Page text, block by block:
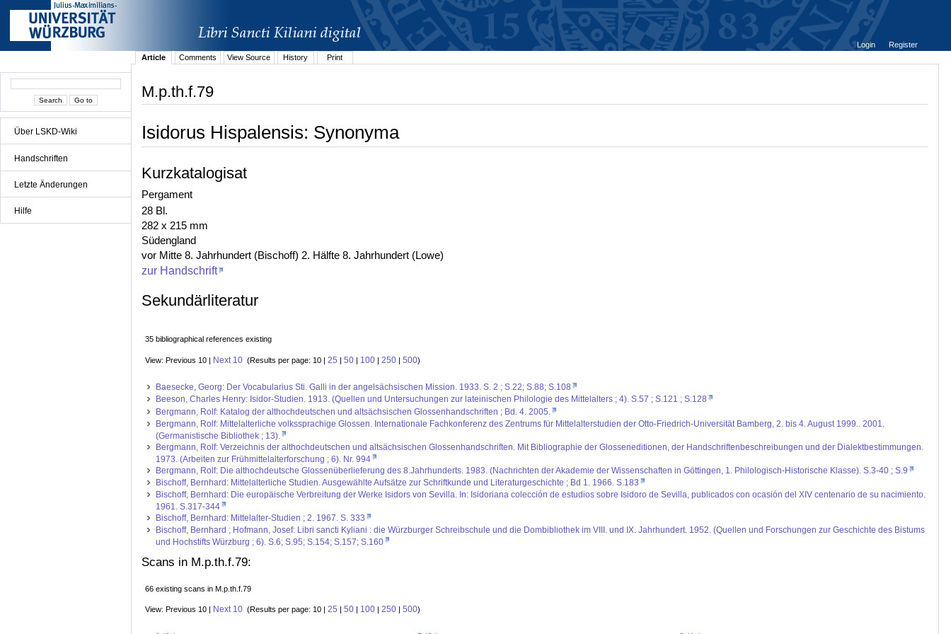
Über LSKD-Wiki
Handschriften
Letzte Änderungen
Hilfe
Login
Register
Article
Comments View Source History Print
M.p.th.f.79
Isidorus Hispalensis: Synonyma
Kurzkatalogisat
Pergament
28 Bl.
282 x 215 mm
Südengland
vor Mitte 8. Jahrhundert (Bischoff) 2. Hälfte 8. Jahrhundert (Lowe)
zur Handschrift
Sekundärliteratur
35 bibliographical references existing
View: Previous 10 | Next 10 (Results per page: 10 | 25 | 50 | 100 | 250 | 500)
Baesecke, Georg: Der Vocabularius Sti. Galli in der angelsächsischen Mission. 1933. S. 2 ; S.22; S.88; S.108
Beeson, Charles Henry: Isidor-Studien. 1913. (Quellen und Untersuchungen zur lateinischen Philologie des Mittelalters ; 4). S.57 ; S.121 ; S.128
Bergmann, Rolf: Katalog der althochdeutschen und altsächsischen Glossenhandschriften ; Bd. 4. 2005.
Bergmann, Rolf: Mittelalterliche volkssprachige Glossen. Internationale Fachkonferenz des Zentrums für Mittelalterstudien der Otto-Friedrich-Universität Bamberg, 2. bis 4. August 1999.. 2001.
(Germanistische Bibliothek ; 13).
Bergmann, Rolf: Verzeichnis der althochdeutschen und altsächsischen Glossenhandschriften. Mit Bibliographie der Glosseneditionen, der Handschriftenbeschreibungen und der Dialektbestimmungen.
1973. (Arbeiten zur Frühmittelalterforschung ; 6). Nr. 994
Bergmann, Rolf: Die althochdeutsche Glossenüberlieferung des 8.Jahrhunderts. 1983. (Nachrichten der Akademie der Wissenschaften in Göttingen, 1. Philologisch-Historische Klasse). S.3-40 ; S.9
Bischoff, Bernhard: Mittelalterliche Studien. Ausgewählte Aufsätze zur Schriftkunde und Literaturgeschichte ; Bd 1. 1966. S.183
Bischoff, Bernhard: Die europäische Verbreitung der Werke Isidors von Sevilla. In: Isidoriana colección de estudios sobre Isidoro de Sevilla, publicados con ocasión del XIV centenario de su nacimiento.
1961. S.317-344
Bischoff, Bernhard: Mittelalter-Studien ; 2. 1967. S. 333
Bischoff, Bernhard ; Hofmann, Josef: Libri sancti Kyliani : die Würzburger Schreibschule und die Dombibliothek im VIII. und IX. Jahrhundert. 1952. (Quellen und Forschungen zur Geschichte des Bistums
und Hochstifts Würzburg ; 6). S.6; S.95; S.154; S.157; S.160
Scans in M.p.th.f.79:
66 existing scans in M.p.th.f.79
View: Previous 10 | Next 10 (Results per page: 10 | 25 50 100 250 500)